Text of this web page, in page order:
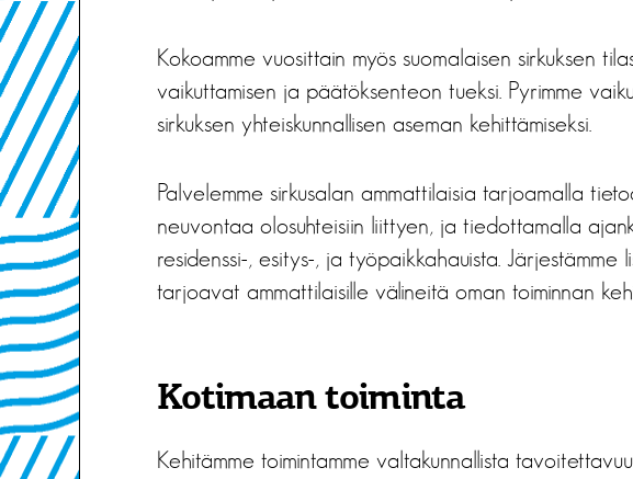
Kokoamme vuosittain myös suomalaisen sirkuksen
vaikuttamisen ja päätöksenteon tueksi. Pyrimme
sirkuksen yhteiskunnallisen aseman kehittämiseksi.
Palvelemme sirkusalan ammattilaisia tarjoamalla
neuvontaa olosuhteisiin liittyen, ja tiedottamalla
residenssi-, esitys-, ja työpaikkahauista. Järjestämme
tarjoavat ammattilaisille välineitä oman toiminnan
Kotimaan toiminta
Kehitämme toimintamme valtakunnallista